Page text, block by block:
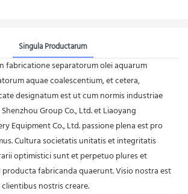
Singula Productarum
fabricatione separatorum olei aquarum
aquae coalescentium, et cetera,
designatum est ut cum normis industriae
Group Co., Ltd. et Liaoyang
Equipment Co., Ltd. passione plena est pro
Cultura societatis unitatis et integritatis
optimistici sunt et perpetuo plures et
producta fabricanda quaerunt. Visio nostra est
nostris creare.